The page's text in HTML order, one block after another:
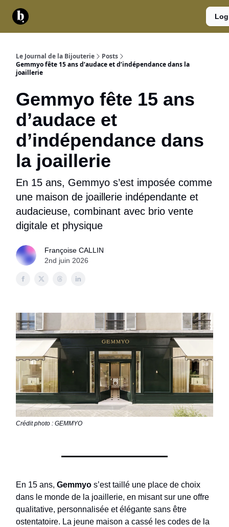
Le Journal de la Bijouterie
Posts
Gemmyo fête 15 ans d’audace et d’indépendance dans la
joaillerie
Gemmyo fête 15 ans
d’audace et
d’indépendance dans
la joaillerie
En 15 ans, Gemmyo s’est imposée comme
une maison de joaillerie indépendante et
audacieuse, combinant avec brio vente
digitale et physique
Françoise CALLIN
2nd juin 2026
Crédit photo : GEMMYO
En 15 ans, Gemmyo s’est taillé une place de choix
dans le monde de la joaillerie, en misant sur une offre
qualitative, personnalisée et élégante sans être
ostentatoire. La jeune maison a cassé les codes de la